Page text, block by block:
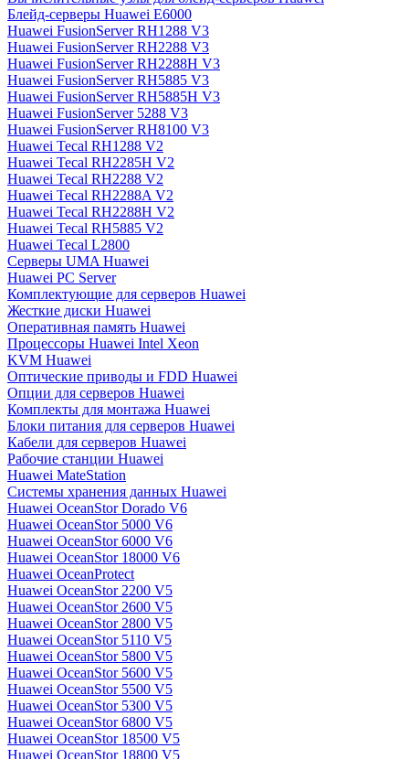
Блейд-серверы Huawei E6000
Huawei FusionServer RH1288 V3
Huawei FusionServer RH2288 V3
Huawei FusionServer RH2288H V3
Huawei FusionServer RH5885 V3
Huawei FusionServer RH5885H V3
Huawei FusionServer 5288 V3
Huawei FusionServer RH8100 V3
Huawei Tecal RH1288 V2
Huawei Tecal RH2285H V2
Huawei Tecal RH2288 V2
Huawei Tecal RH2288A V2
Huawei Tecal RH2288H V2
Huawei Tecal RH5885 V2
Huawei Tecal L2800
Серверы UMA Huawei
Huawei PC Server
Комплектующие для серверов Huawei
Жесткие диски Huawei
Оперативная память Huawei
Процессоры Huawei Intel Xeon
KVM Huawei
Оптические приводы и FDD Huawei
Опции для серверов Huawei
Комплекты для монтажа Huawei
Блоки питания для серверов Huawei
Кабели для серверов Huawei
Рабочие станции Huawei
Huawei MateStation
Системы хранения данных Huawei
Huawei OceanStor Dorado V6
Huawei OceanStor 5000 V6
Huawei OceanStor 6000 V6
Huawei OceanStor 18000 V6
Huawei OceanProtect
Huawei OceanStor 2200 V5
Huawei OceanStor 2600 V5
Huawei OceanStor 2800 V5
Huawei OceanStor 5110 V5
Huawei OceanStor 5800 V5
Huawei OceanStor 5600 V5
Huawei OceanStor 5500 V5
Huawei OceanStor 5300 V5
Huawei OceanStor 6800 V5
Huawei OceanStor 18500 V5
Huawei OceanStor 18800 V5